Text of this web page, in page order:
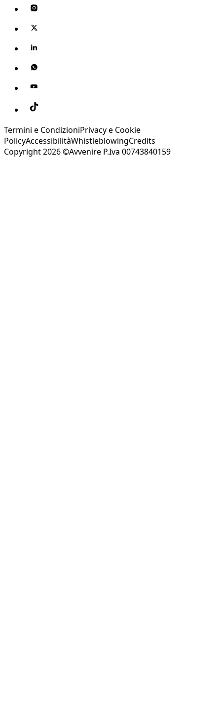
Termini e CondizioniPrivacy e Cookie
PolicyAccessibilitàWhistleblowingCredits
Copyright 2026 ©Avvenire P.Iva 00743840159